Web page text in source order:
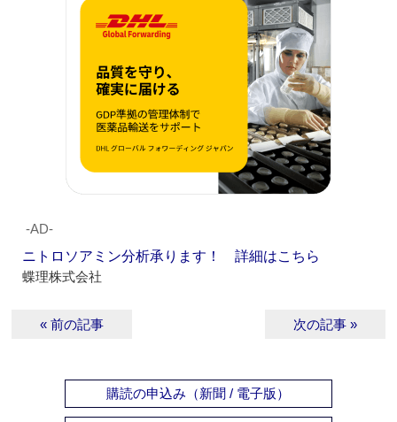
‐AD‐
ニトロソアミン分析承ります！ 詳細はこちら
蝶理株式会社
« 前の記事 次の記事 »
購読の申込み（新聞 / 電子版）